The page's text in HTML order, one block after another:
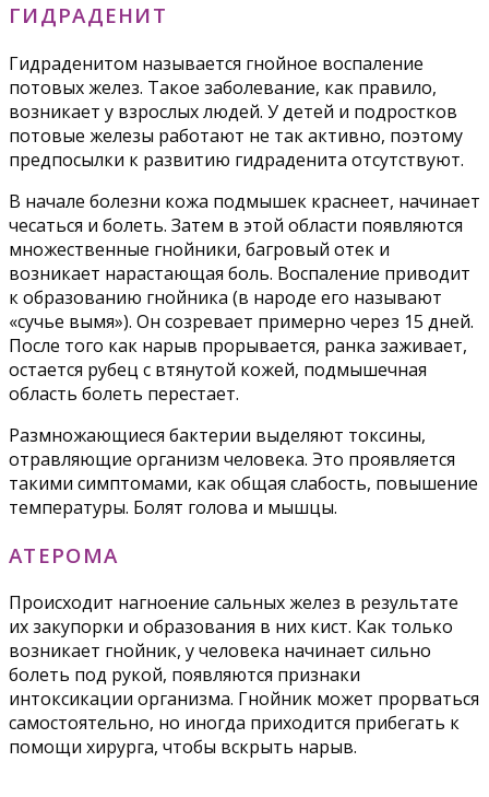
ГИДРАДЕНИТ
Гидраденитом называется гнойное воспаление
потовых желез. Такое заболевание, как правило,
возникает у взрослых людей. У детей и подростков
потовые железы работают не так активно, поэтому
предпосылки к развитию гидраденита отсутствуют.
В начале болезни кожа подмышек краснеет, начинает
чесаться и болеть. Затем в этой области появляются
множественные гнойники, багровый отек и
возникает нарастающая боль. Воспаление приводит
к образованию гнойника (в народе его называют
«сучье вымя»). Он созревает примерно через 15 дней.
После того как нарыв прорывается, ранка заживает,
остается рубец с втянутой кожей, подмышечная
область болеть перестает.
Размножающиеся бактерии выделяют токсины,
отравляющие организм человека. Это проявляется
такими симптомами, как общая слабость, повышение
температуры. Болят голова и мышцы.
АТЕРОМА
Происходит нагноение сальных желез в результате
их закупорки и образования в них кист. Как только
возникает гнойник, у человека начинает сильно
болеть под рукой, появляются признаки
интоксикации организма. Гнойник может прорваться
самостоятельно, но иногда приходится прибегать к
помощи хирурга, чтобы вскрыть нарыв.